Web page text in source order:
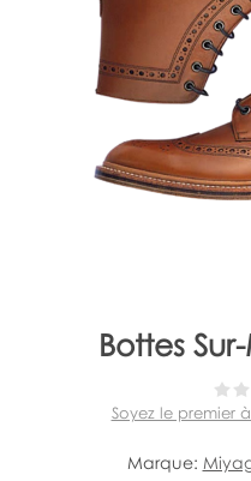
Bottes
Soyez le premier
Marque: